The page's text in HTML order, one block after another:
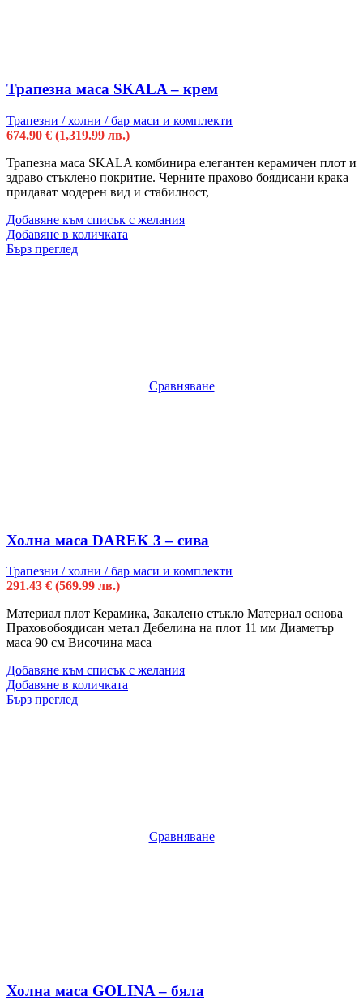
Трапезна маса SKALA – крем
Трапезни / холни / бар маси и комплекти
674.90 € (1,319.99 лв.)
Трапезна маса SKALA комбинира елегантен керамичен плот и
здраво стъклено покритие. Черните прахово боядисани крака
придават модерен вид и стабилност,
Добавяне към списък с желания
Добавяне в количката
Бърз преглед
Сравняване
Холна маса DAREK 3 – сива
Трапезни / холни / бар маси и комплекти
291.43 € (569.99 лв.)
Материал плот Керамика, Закалено стъкло Материал основа
Праховобоядисан метал Дебелина на плот 11 мм Диаметър
маса 90 см Височина маса
Добавяне към списък с желания
Добавяне в количката
Бърз преглед
Сравняване
Холна маса GOLINA – бяла